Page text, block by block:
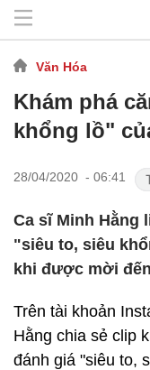
Văn Hóa
Khám phá
khổng lồ"
28/04/2020 - 06:41
Ca sĩ Minh Hằng
"siêu to, siêu
khi được mời
Trên tài khoản
Hằng chia sẻ clip
đánh giá "siêu to,